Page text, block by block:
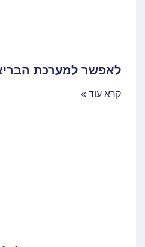
לאפשר למערכת
קרא עוד »